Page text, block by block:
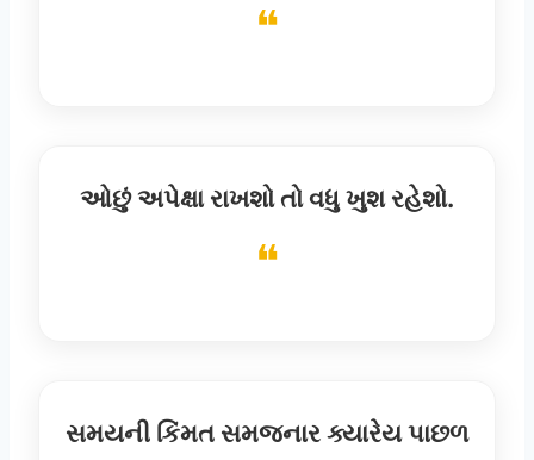
ઓછું અપેક્ષા રાખશો તો વધુ ખુશ રહેશો.
સમયની કિંમત સમજનાર ક્યારેય પાછળ